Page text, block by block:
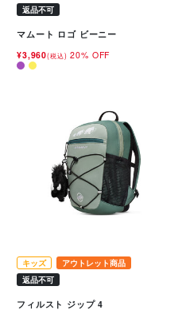
返品不可
マムート ロゴ ビーニー
¥3,960(税込) 20% OFF
キッズ
アウトレット商品
返品不可
フィルスト ジップ 4